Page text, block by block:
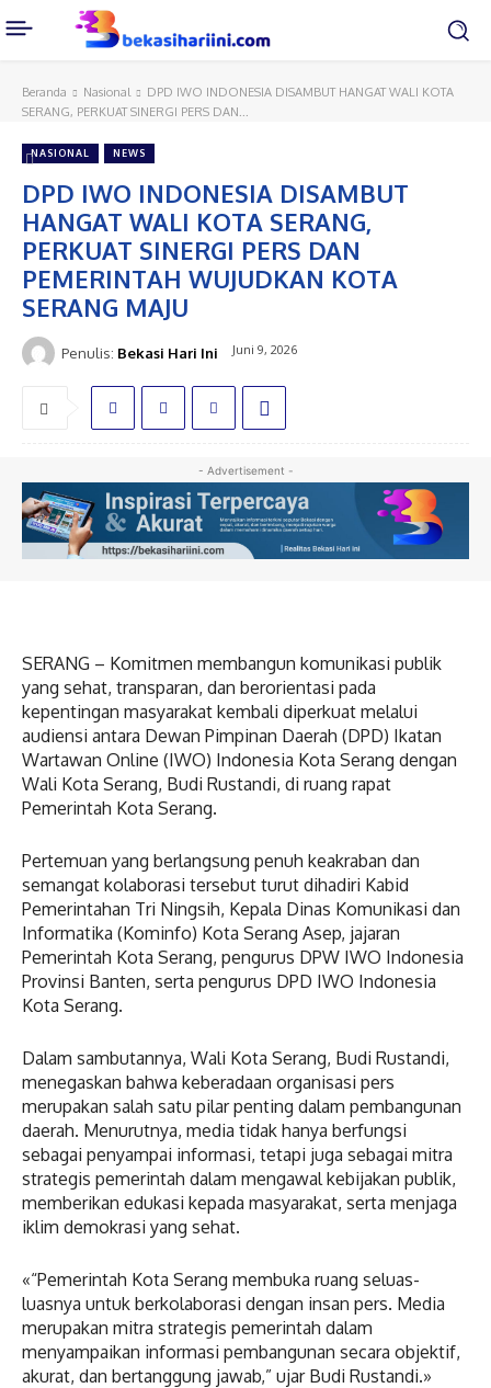
Beranda Nasional
DPD IWO INDONESIA DISAMBUT HANGAT WALI KOTA
SERANG, PERKUAT SINERGI PERS DAN...
NASIONAL NEWS
DPD IWO INDONESIA DISAMBUT
HANGAT WALI KOTA SERANG,
PERKUAT SINERGI PERS DAN
PEMERINTAH WUJUDKAN KOTA
SERANG MAJU
Penulis: Bekasi Hari Ini Juni 9, 2026
- Advertisement -
SERANG – Komitmen membangun komunikasi publik
yang sehat, transparan, dan berorientasi pada
kepentingan masyarakat kembali diperkuat melalui
audiensi antara Dewan Pimpinan Daerah (DPD) Ikatan
Wartawan Online (IWO) Indonesia Kota Serang dengan
Wali Kota Serang, Budi Rustandi, di ruang rapat
Pemerintah Kota Serang.
Pertemuan yang berlangsung penuh keakraban dan
semangat kolaborasi tersebut turut dihadiri Kabid
Pemerintahan Tri Ningsih, Kepala Dinas Komunikasi dan
Informatika (Kominfo) Kota Serang Asep, jajaran
Pemerintah Kota Serang, pengurus DPW IWO Indonesia
Provinsi Banten, serta pengurus DPD IWO Indonesia
Kota Serang.
Dalam sambutannya, Wali Kota Serang, Budi Rustandi,
menegaskan bahwa keberadaan organisasi pers
merupakan salah satu pilar penting dalam pembangunan
daerah. Menurutnya, media tidak hanya berfungsi
sebagai penyampai informasi, tetapi juga sebagai mitra
strategis pemerintah dalam mengawal kebijakan publik,
memberikan edukasi kepada masyarakat, serta menjaga
iklim demokrasi yang sehat.
«“Pemerintah Kota Serang membuka ruang seluas-
luasnya untuk berkolaborasi dengan insan pers. Media
merupakan mitra strategis pemerintah dalam
menyampaikan informasi pembangunan secara objektif,
akurat, dan bertanggung jawab,” ujar Budi Rustandi.»